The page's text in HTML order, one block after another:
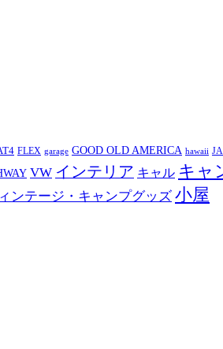
FLEX garage GOOD OLD AMERICA hawaii
VW インテリア キャル キャ
ンテージ・キャンプグッズ 小屋